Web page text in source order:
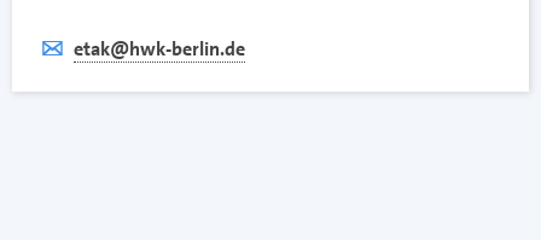
etak@hwk-berlin.de